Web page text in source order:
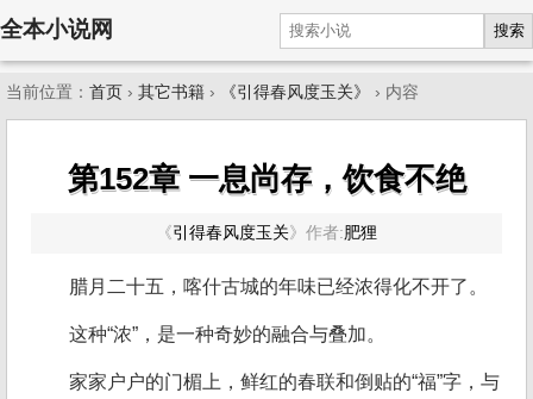
全本小说网 搜索
当前位置： 首页 › 其它书籍 › 《引得春风度玉关》 › 内容
第152章 一息尚存，饮食不绝
《引得春风度玉关》 作者:肥狸
腊月二十五，喀什古城的年味已经浓得化不开了。
这种“浓”，是一种奇妙的融合与叠加。
家家户户的门楣上，鲜红的春联和倒贴的“福”字，与